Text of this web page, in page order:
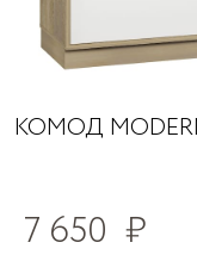
КОМОД
7 650 ₽